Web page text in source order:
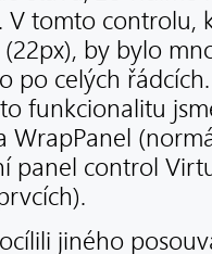
V tomto controlu,
by bylo
po celých
funkcionalitu
WrapPanel
panel control
jiného